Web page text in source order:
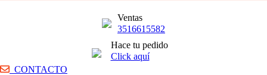
Ventas
3516615582
Hace tu pedido
Click aquí
CONTACTO